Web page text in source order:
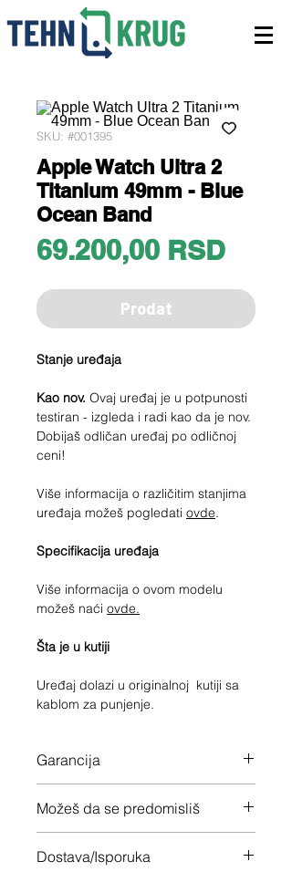
SKU: #001395
Apple Watch Ultra 2
Titanium 49mm - Blue
Ocean Band
69.200,00 RSDPrice
Prodat
Stanje uređaja
Kao nov. Ovaj uređaj je u potpunosti
testiran - izgleda i radi kao da je nov.
Dobijaš odličan uređaj po odličnoj
ceni!
Više informacija o različitim stanjima
uređaja možeš pogledati ovde.
Specifikacija uređaja
Više informacija o ovom modelu
možeš naći ovde.
Šta je u kutiji
Uređaj dolazi u originalnoj kutiji sa
kablom za punjenje.
Garancija
Možeš da se predomisliš
nisi zadovoljan
Dostava/Isporuka